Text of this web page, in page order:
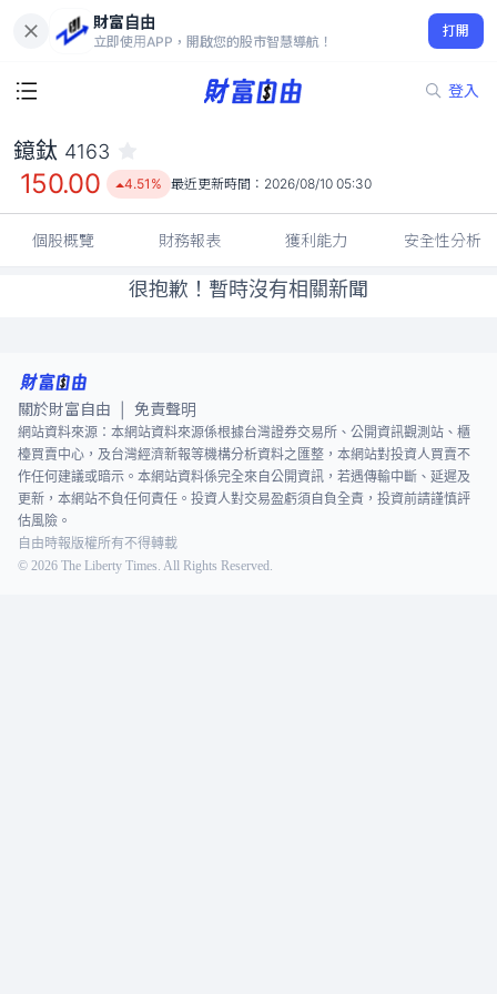
財富自由
立即使用APP，開啟您的股市智慧導航！
打開
登入
150.00
4.51%
鐿鈦 4163
150.00 4.51% 最近更新時間： 2026/08/10 05:30
個股概覽 財務報表 獲利能力 安全性分析
很抱歉！暫時沒有相關新聞
關於財富自由 免責聲明
網站資料來源：本網站資料來源係根據台灣證券交易所、公開資訊觀測站、櫃
檯買賣中心，及台灣經濟新報等機構分析資料之匯整，本網站對投資人買賣不
作任何建議或暗示。本網站資料係完全來自公開資訊，若遇傳輸中斷、延遲及
更新，本網站不負任何責任。投資人對交易盈虧須自負全責，投資前請謹慎評
估風險。
自由時報版權所有不得轉載
© 2026 The Liberty Times. All Rights Reserved.